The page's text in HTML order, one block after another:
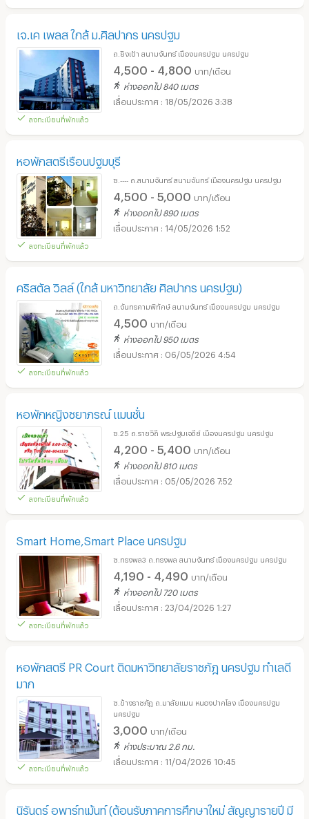
เจ.เค เพลส ใกล้ ม.ศิลปากร นครปฐม
ลงทะเบียนที่พักแล้ว
ถ.ยิงเป้า สนามจันทร์ เมืองนครปฐม นครปฐม
4,500 - 4,800 บาท/เดือน
ห่างออกไป 840 เมตร
18/05/2026 3:38
หอพักสตรีเรือนปฐมบุรี
ลงทะเบียนที่พักแล้ว
ซ.---- ถ.สนามจันทร์ สนามจันทร์ เมืองนครปฐม นครปฐม
4,500 - 5,000 บาท/เดือน
ห่างออกไป 890 เมตร
14/05/2026 1:52
คริสตัล วิลล์ (ใกล้ มหาวิทยาลัย ศิลปากร นครปฐม)
ลงทะเบียนที่พักแล้ว
ถ.จันทรคามพิทักษ์ สนามจันทร์ เมืองนครปฐม นครปฐม
4,500 บาท/เดือน
ห่างออกไป 950 เมตร
06/05/2026 4:54
หอพักหญิงชยาภรณ์ แมนชั่น
ลงทะเบียนที่พักแล้ว
ซ.25 ถ.ราชวิถี พระปฐมเจดีย์ เมืองนครปฐม นครปฐม
4,200 - 5,400 บาท/เดือน
ห่างออกไป 810 เมตร
05/05/2026 7:52
Smart Home,Smart Place นครปฐม
ลงทะเบียนที่พักแล้ว
ซ.ทรงพล3 ถ.ทรงพล สนามจันทร์ เมืองนครปฐม นครปฐม
4,190 - 4,490 บาท/เดือน
ห่างออกไป 720 เมตร
23/04/2026 1:27
หอพักสตรี PR Court ติดมหาวิทยาลัยราชภัฎ นครปฐม ทำเลดี
มาก
ลงทะเบียนที่พักแล้ว
ซ.ข้างราชภัฎ ถ.มาลัยแมน หนองปากโลง เมืองนครปฐม
นครปฐม
3,000 บาท/เดือน
ห่างประมาณ 2.6 กม.
11/04/2026 10:45
นิรันดร์ อพาร์ทเม้นท์ (ต้อนรับภาคการศึกษาใหม่ สัญญารายปี มี